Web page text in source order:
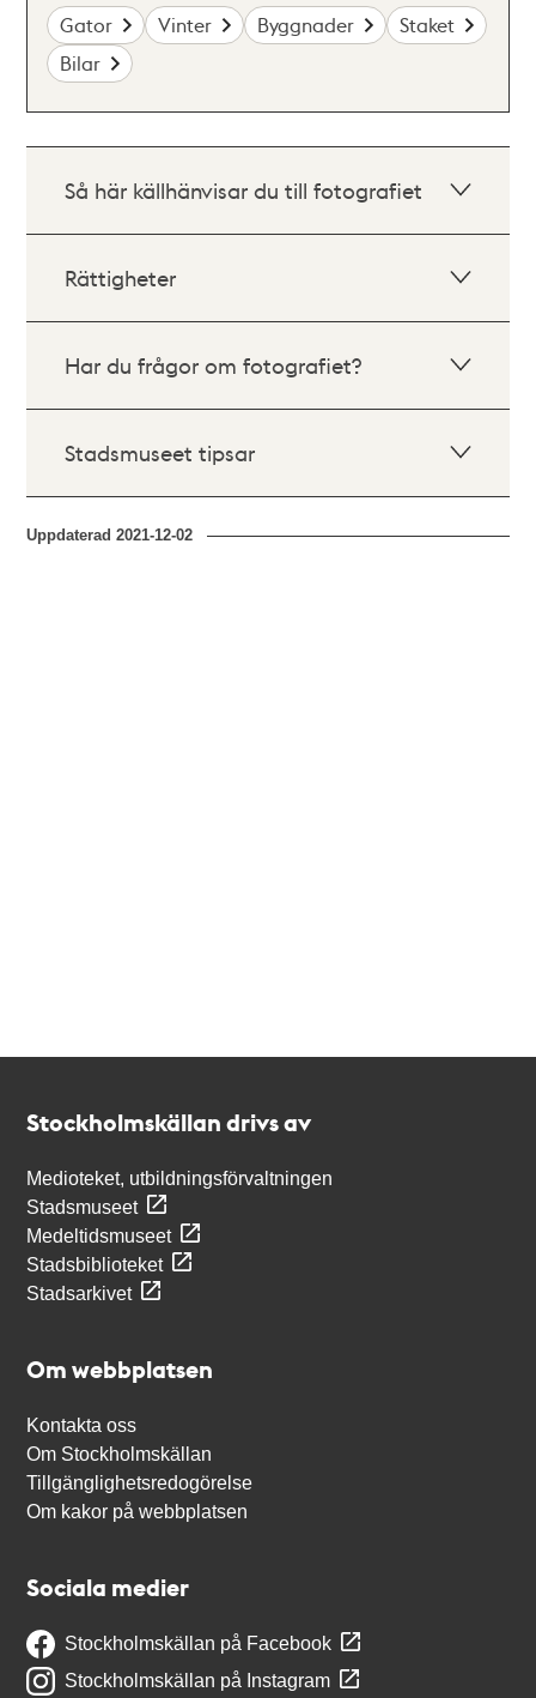
Gator Vinter Byggnader
Staket
Bilar
Så här källhänvisar du till fotografiet
Rättigheter
Har du frågor om fotografiet?
Stadsmuseet tipsar
Uppdaterad2021-12-02
Stockholmskällan drivs av
Medioteket, utbildningsförvaltningen
Stadsmuseet
Medeltidsmuseet
Stadsbiblioteket
Stadsarkivet
Om webbplatsen
Kontakta oss
Om Stockholmskällan
Tillgänglighetsredogörelse
Om kakor på webbplatsen
Sociala medier
Stockholmskällan på Facebook
Stockholmskällan på Instagram